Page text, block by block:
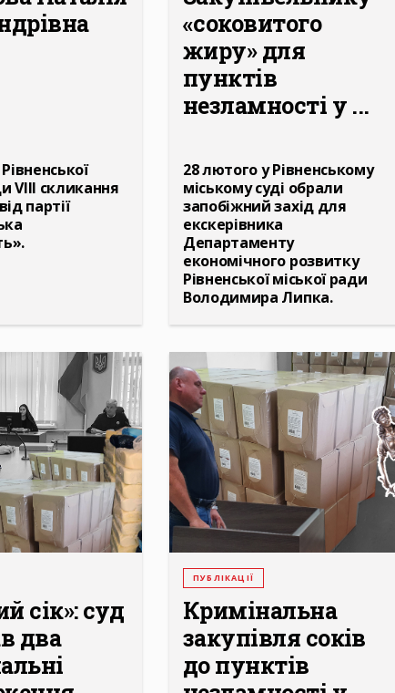
VIII скликання
партії
«соковитого
жиру» для
пунктів
незламності у ...
28 лютого у Рівненському
міському суді обрали
запобіжний захід для
екскерівника
Департаменту
економічного розвитку
Рівненської міської ради
Володимира Липка.
сік»: суд
два
ПУБЛІКАЦІЇ
Кримінальна
закупівля соків
до пунктів